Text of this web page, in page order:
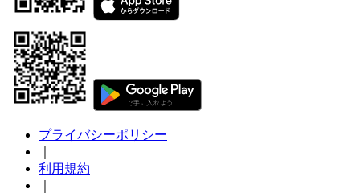
プライバシーポリシー
利用規約